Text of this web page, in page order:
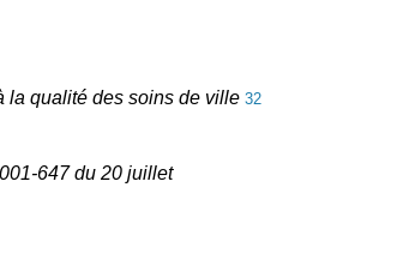
la qualité des soins de ville 32
647 du 20 juillet